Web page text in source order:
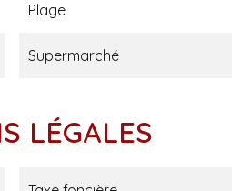
Plage
Supermarché
LÉGALES